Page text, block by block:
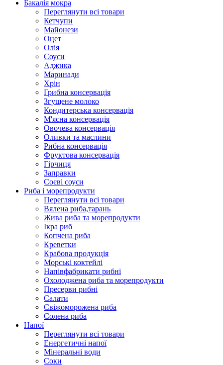
Бакалія мокра
Переглянути всі товари
Кетчупи
Майонези
Оцет
Олія
Соуси
Аджика
Маринади
Хрін
Грибна консервація
Згущене молоко
Кондитерська консервація
М'ясна консервація
Овочева консервація
Оливки та маслини
Рибна консервація
Фруктова консервація
Гірчиця
Заправки
Соєві соуси
Риба і морепродукти
Переглянути всі товари
Вялена риба,тарань
Жива риба та морепродукти
Ікра риб
Копчена риба
Крeветки
Крабова продукція
Морські коктейлi
Напівфабрикати рибні
Охолоджена риба та морепродукти
Пресерви рибні
Сaлати
Свіжоморожена риба
Солена риба
Напої
Переглянути всі товари
Енергетичні напої
Мінеральні води
Соки